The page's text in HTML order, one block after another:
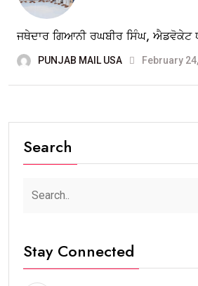
ਜਥੇਦਾਰ ਗਿਆਨੀ ਰਘਬੀਰ ਸਿੰਘ, ਐਡਵੋਕੇਟ
PUNJAB MAIL USA February
Search
Stay Connected